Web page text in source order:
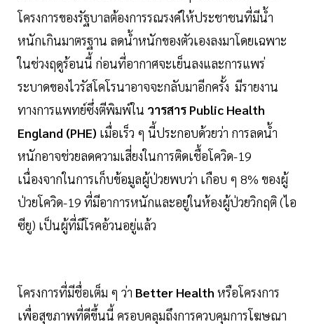
โครงการของรัฐบาลต้องการรณรงค์ให้ประชาชนที่มีน้ำ
หนักเกินมาตรฐาน ลดน้ำหนักของตัวเองลงมาโดยเฉพาะ
ในช่วงฤดูร้อนนี้ ก่อนที่อากาศจะเย็นลงและการแพร่
ระบาดของไวรัสโคโรนาอาจจะกลับมาอีกครั้ง มีรายงาน
ทางการแพทย์ซึ่งตีพิมพ์ใน วารสาร Public Health
England (PHE) เมื่อเร็ว ๆ นี้ประกอบด้วยว่า การลดน้ำ
หนักอาจช่วยลดความเสี่ยงในการติดเชื้อโควิด-19
เนื่องจากในการเก็บข้อมูลผู้ป่วยพบว่า เกือบ ๆ 8% ของผู้
ป่วยโควิด-19 ที่มีอาการหนักและอยู่ในห้องผู้ป่วยวิกฤติ (ไอ
ซียู) เป็นผู้ที่มีโรคอ้วนอยู่แล้ว
โครงการที่มีชื่อเต็ม ๆ ว่า Better Health หรือโครงการ
เพื่อสุขภาพที่ดีขึ้นนี้ ครอบคลุมถึงการควบคุมการโฆษณา